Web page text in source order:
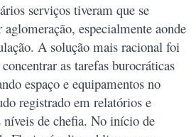
serviços tiveram que se
especialmente aonde
A solução mais racional foi
as tarefas burocráticas
espaço e equipamentos no
registrado em relatórios e
de chefia. No início de